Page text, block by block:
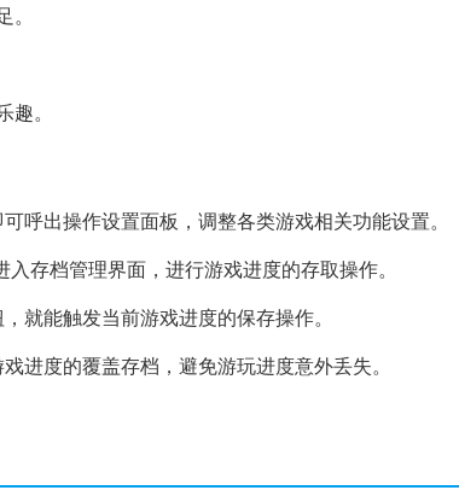
。
趣。
呼出操作设置面板，调整各类游戏相关功能设置。
存档管理界面，进行游戏进度的存取操作。
就能触发当前游戏进度的保存操作。
进度的覆盖存档，避免游玩进度意外丢失。